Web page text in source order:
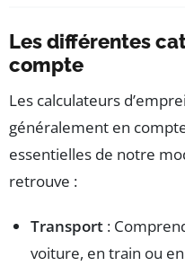
Les différentes
compte
Les calculateurs
généralement en
essentielles de notre
retrouve :
Transport :
voiture, en train ou